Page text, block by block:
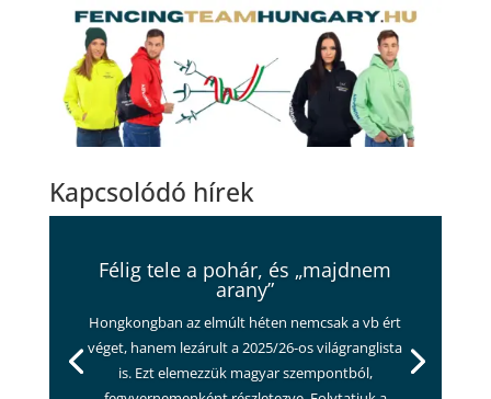
Kapcsolódó hírek
Félig tele a pohár, és „majdnem
arany”
Hongkongban az elmúlt héten nemcsak a vb ért
véget, hanem lezárult a 2025/26-os világranglista
is. Ezt elemezzük magyar szempontból,